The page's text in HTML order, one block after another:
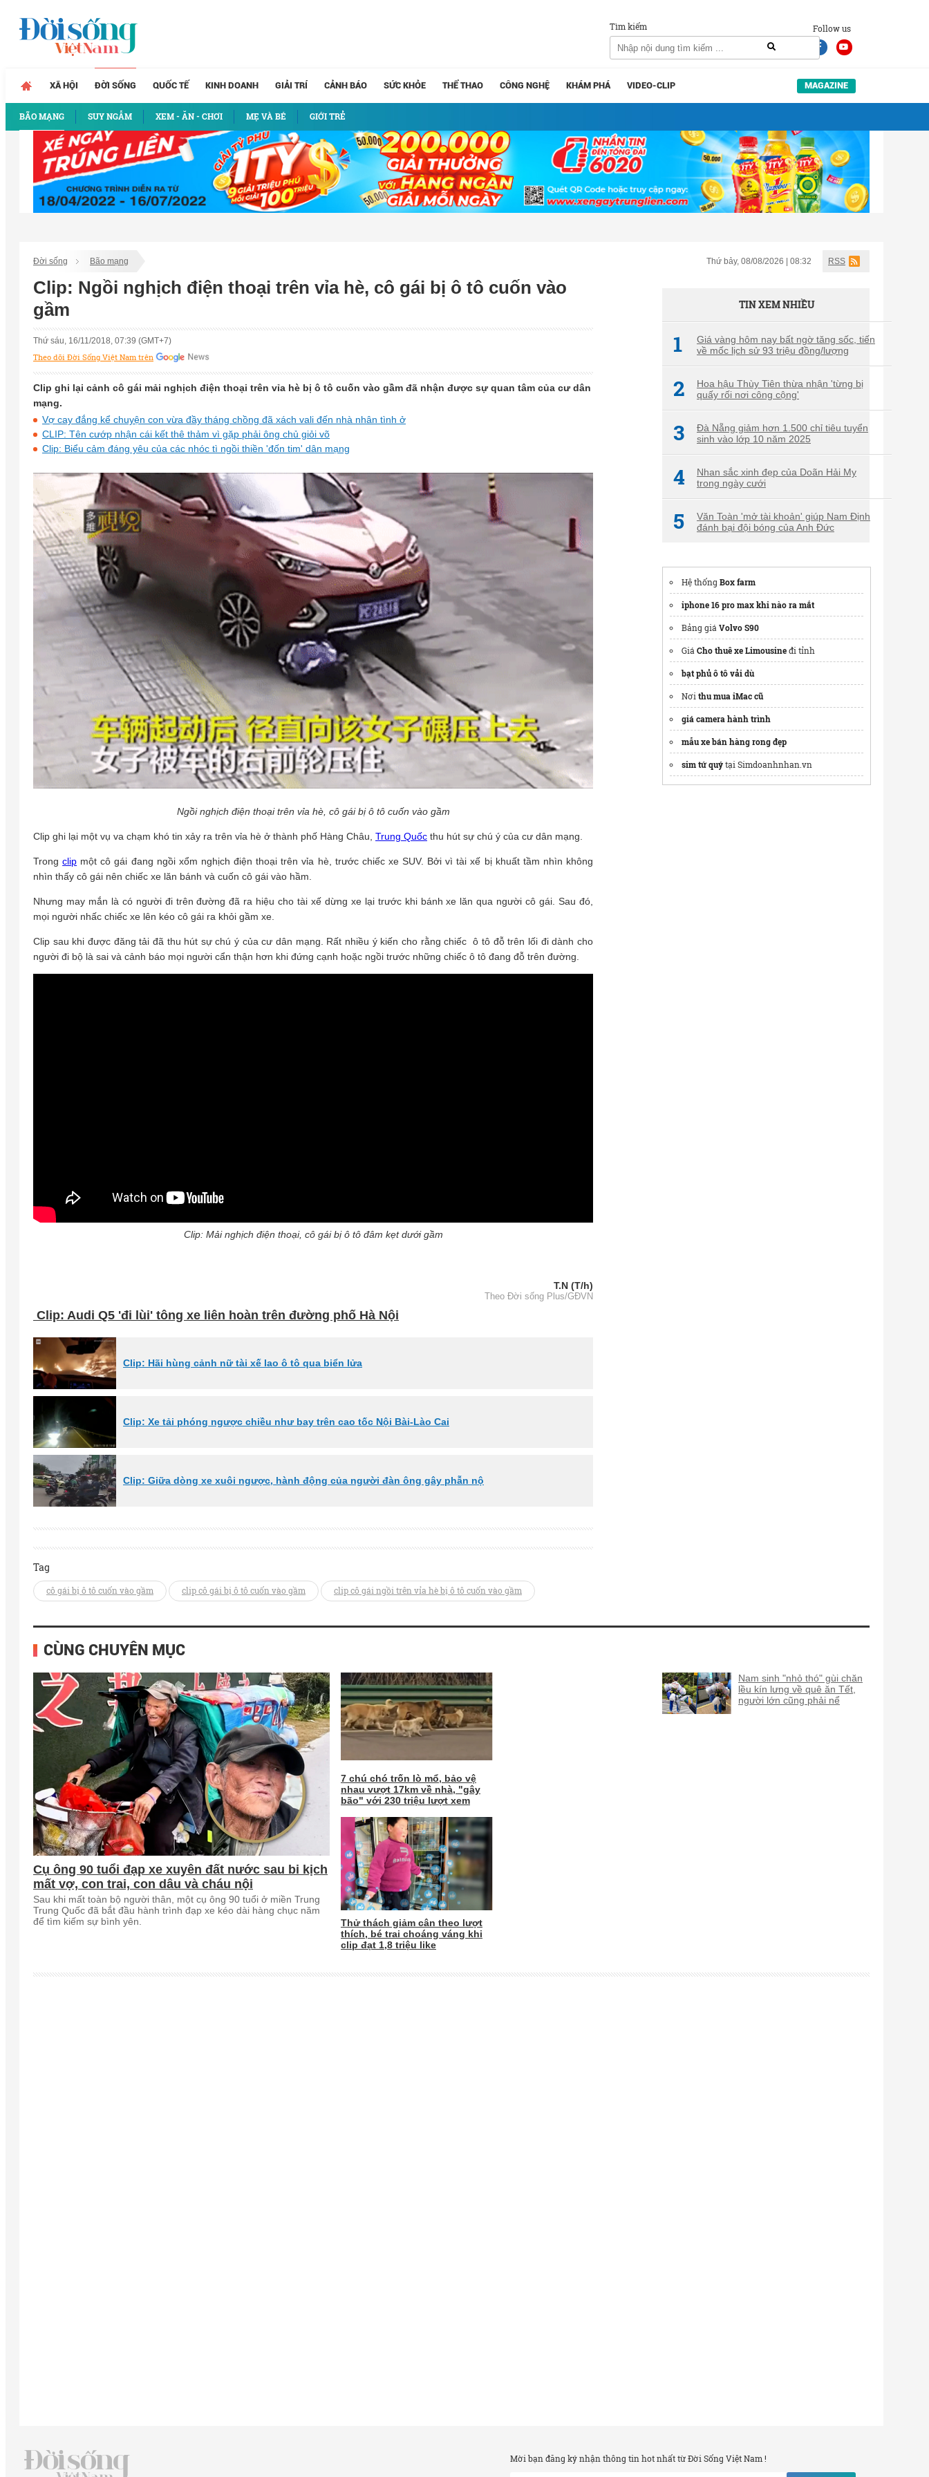
Follow us
Tìm kiếm
XÃ HỘI ĐỜI SỐNG
BÃO MẠNG SUY NGẪM XEM - ĂN - CHƠI MẸ VÀ BÉ GIỚI TRẺ
QUỐC TẾ KINH DOANH GIẢI TRÍ CẢNH BÁO SỨC KHỎE THỂ THAO CÔNG NGHỆ KHÁM PHÁ VIDEO-CLIP MAGAZINE
Đời sống Bão mạng Thứ bảy, 08/08/2026 | 08:32 RSS
Clip: Ngồi nghịch điện thoại trên vỉa hè, cô gái bị ô tô cuốn vào
gầm
Thứ sáu, 16/11/2018, 07:39 (GMT+7)
Theo dõi Đời Sống Việt Nam trên
Clip ghi lại cảnh cô gái mải nghịch điện thoại trên vỉa hè bị ô tô cuốn vào gầm đã nhận được sự quan tâm của cư dân
mạng.
Vợ cay đắng kể chuyện con vừa đầy tháng chồng đã xách vali đến nhà nhân tình ở
CLIP: Tên cướp nhận cái kết thê thảm vì gặp phải ông chủ giỏi võ
Clip: Biểu cảm đáng yêu của các nhóc tì ngồi thiền 'đốn tim' dân mạng
Ngồi nghịch điện thoại trên vỉa hè, cô gái bị ô tô cuốn vào gầm
Clip ghi lại một vụ va chạm khó tin xảy ra trên vỉa hè ở thành phố Hàng Châu, Trung Quốc thu hút sự chú ý của cư dân mạng.
Trongclip một cô gái đang ngồi xổm nghịch điện thoại trên vỉa hè, trước chiếc xe SUV. Bởi vì tài xế bị khuất tầm nhìn không
nhìn thấy cô gái nên chiếc xe lăn bánh và cuốn cô gái vào hầm.
Nhưng may mắn là có người đi trên đường đã ra hiệu cho tài xế dừng xe lại trước khi bánh xe lăn qua người cô gái. Sau đó,
mọi người nhấc chiếc xe lên kéo cô gái ra khỏi gầm xe.
Clip sau khi được đăng tải đã thu hút sự chú ý của cư dân mạng. Rất nhiều ý kiến cho rằng chiếc ô tô đỗ trên lối đi dành cho
người đi bộ là sai và cảnh báo mọi người cẩn thận hơn khi đứng cạnh hoặc ngồi trước những chiếc ô tô đang đỗ trên đường.
Clip: Mải nghịch điện thoại, cô gái bị ô tô đâm kẹt dưới gầm
T.N (T/h)
Theo Đời sống Plus/GĐVN
Clip: Audi Q5 'đi lùi' tông xe liên hoàn trên đường phố Hà Nội
Clip: Hãi hùng cảnh nữ tài xế lao ô tô qua biển lửa
Clip: Xe tải phóng ngược chiều như bay trên cao tốc Nội Bài-Lào Cai
Clip: Giữa dòng xe xuôi ngược, hành động của người đàn ông gây phẫn nộ
Tag
cô gái bị ô tô cuốn vào gầm clip cô gái bị ô tô cuốn vào gầm clip cô gái ngồi trên vỉa hè bị ô tô cuốn vào gầm
TIN XEM NHIỀU
1
Giá vàng hôm nay bất ngờ tăng sốc, tiến
về mốc lịch sử 93 triệu đồng/lượng
2
Hoa hậu Thùy Tiên thừa nhận 'từng bị
quấy rối nơi công cộng'
3
Đà Nẵng giảm hơn 1.500 chỉ tiêu tuyển
sinh vào lớp 10 năm 2025
4
Nhan sắc xinh đẹp của Doãn Hải My
trong ngày cưới
5
Văn Toàn 'mở tài khoản' giúp Nam Định
đánh bại đội bóng của Anh Đức
Hệ thống Box farm
iphone 16 pro max khi nào ra mắt
Bảng giáVolvo S90
GiáCho thuê xe Limousineđi tỉnh
bạt phủ ô tô vải dù
Nơithu mua iMac cũ
giá camera hành trình
mẫu xe bán hàng rong đẹp
sim tứ quýtại Simdoanhnhan.vn
CÙNG CHUYÊN MỤC
Cụ ông 90 tuổi đạp xe xuyên đất nước sau bi kịch
mất vợ, con trai, con dâu và cháu nội
Sau khi mất toàn bộ người thân, một cụ ông 90 tuổi ở miền Trung
Trung Quốc đã bắt đầu hành trình đạp xe kéo dài hàng chục năm
để tìm kiếm sự bình yên.
7 chú chó trốn lò mổ, bảo vệ
nhau vượt 17km về nhà, "gây
bão" với 230 triệu lượt xem
Thử thách giảm cân theo lượt
thích, bé trai choáng váng khi
clip đạt 1,8 triệu like
Nam sinh "nhỏ thó" gùi chăn
lều kín lưng về quê ăn Tết,
người lớn cũng phải nể
Mời bạn đăng ký nhận thông tin hot nhất từ Đời Sống Việt Nam !